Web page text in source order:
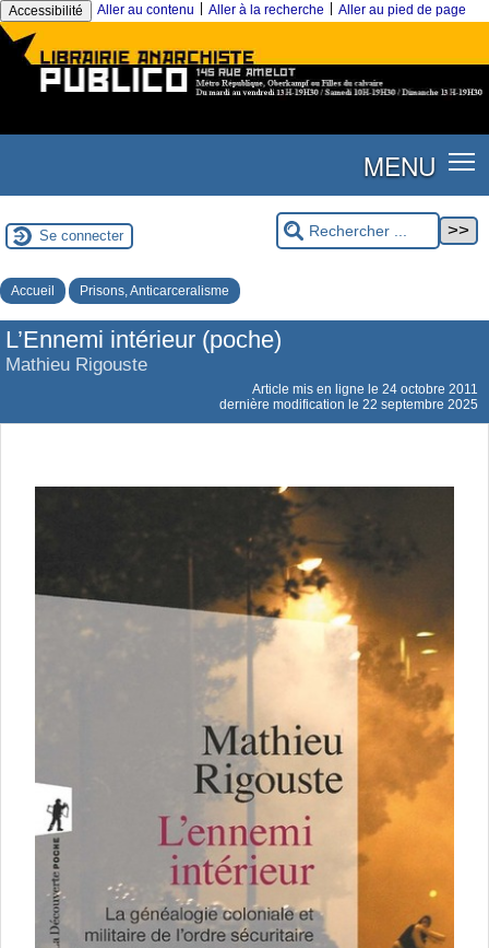
Accessibilité Aller au contenu Aller à la recherche Aller au pied de page
MENU
Se connecter
Accueil Prisons, Anticarceralisme
L’Ennemi intérieur (poche)
Mathieu Rigouste
Article mis en ligne le 24 octobre 2011
dernière modification le 22 septembre 2025